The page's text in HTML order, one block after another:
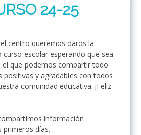
24-25
centro queremos daros la
curso escolar esperando que sea
que podemos compartir todo
positivas y agradables con todos
comunidad educativa. ¡Feliz
información
días.